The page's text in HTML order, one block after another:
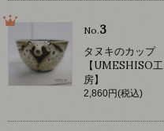
No.3
タヌキのカップ
【UMESHISO工
房】
2,860円(税込)